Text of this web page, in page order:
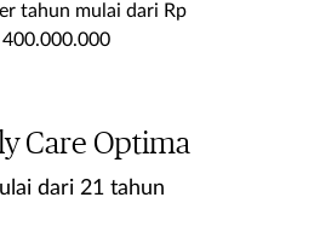
tahun mulai dari Rp
Care Optima
dari 21 tahun